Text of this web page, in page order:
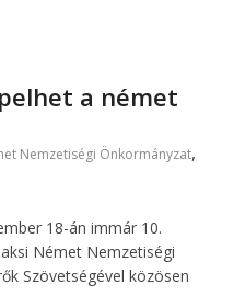
a német
Nemzetiségi Önkormányzat,
18-án immár 10.
Német Nemzetiségi
Szövetségével közösen